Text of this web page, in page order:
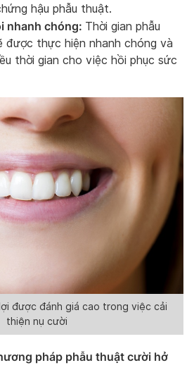
hậu phẫu thuật.
nhanh chóng: Thời gian phẫu
được thực hiện nhanh chóng và
thời gian cho việc hồi phục sức
được đánh giá cao trong việc cải
thiện nụ cười
pháp phẫu thuật cười hở